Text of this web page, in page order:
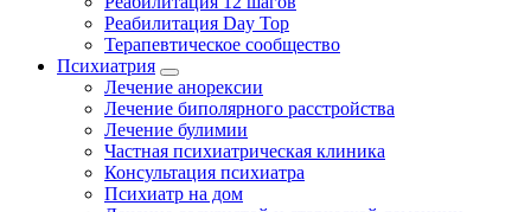
Реабилитация Day Top
Терапевтическое сообщество
Психиатрия
Лечение анорексии
Лечение биполярного расстройства
Лечение булимии
Частная психиатрическая клиника
Консультация психиатра
Психиатр на дом